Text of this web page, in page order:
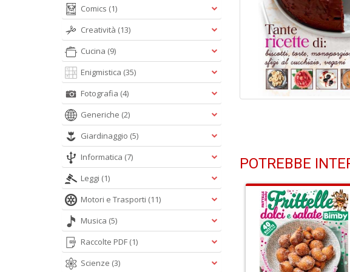
POTREBBE
Comics (1)
Creatività (13)
Cucina (9)
Enigmistica (35)
Fotografia (4)
Generiche (2)
Giardinaggio (5)
Informatica (7)
Leggi (1)
Motori e Trasporti (11)
Musica (5)
Raccolte PDF (1)
Scienze (3)